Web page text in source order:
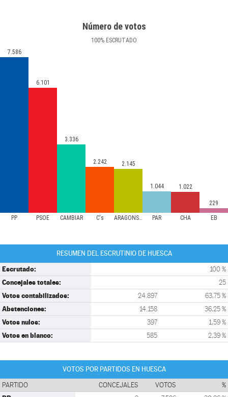
Número de votos
100% ESCRUTADO
PP PSOE CAMBIAR C's ARAGONSIPUEDE PAR CHA EB
7.586
6.101
3.336
2.242 2.145
1.044 1.022
229
RESUMEN DEL ESCRUTINIO DE HUESCA
Escrutado: 100 %
Concejales totales: 25
Votos contabilizados: 24.897 63,75 %
Abstenciones: 14.158 36,25 %
Votos nulos: 397 1,59 %
Votos en blanco: 585 2,39 %
VOTOS POR PARTIDOS EN HUESCA
PARTIDO CONCEJALES VOTOS %